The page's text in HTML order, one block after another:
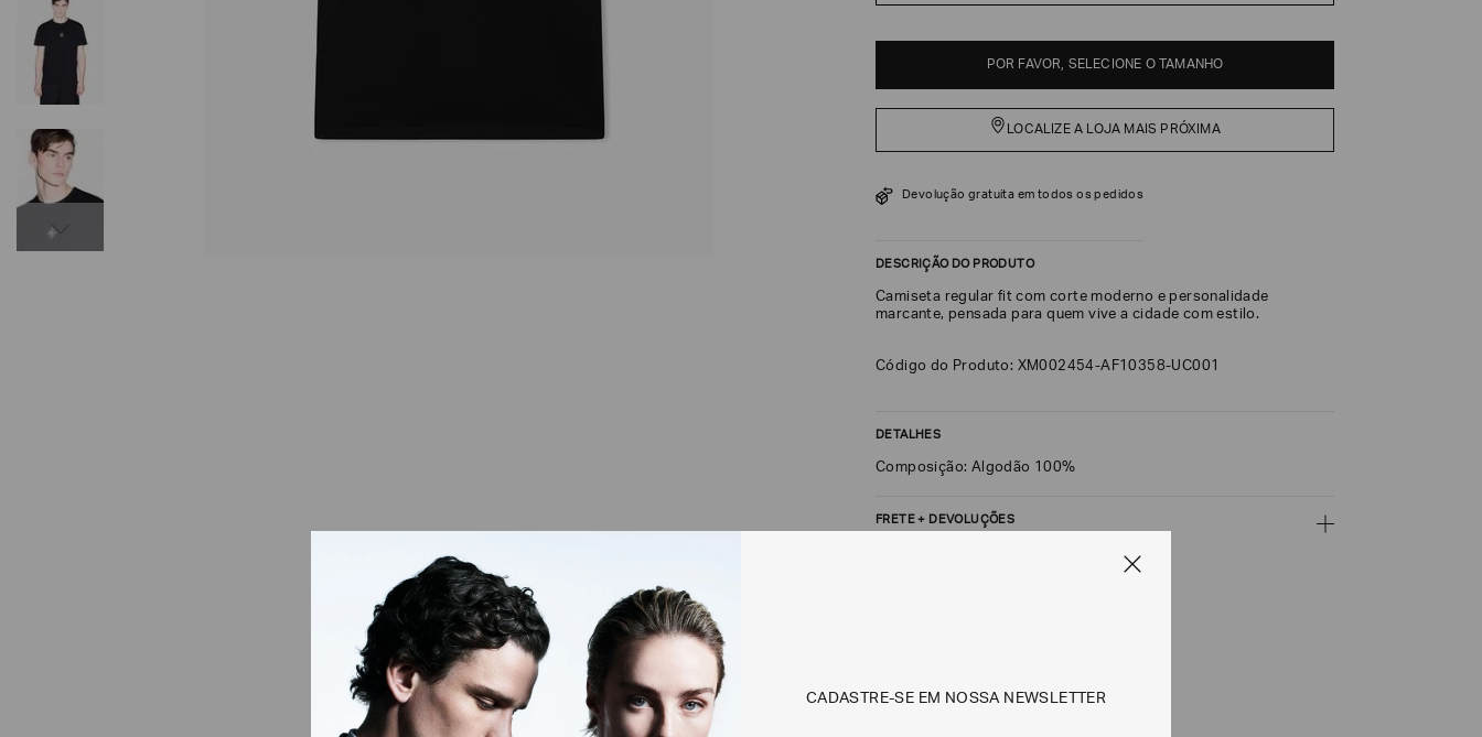
POR FAVOR, SELECIONE O TAMANHO
LOCALIZE A LOJA MAIS PRÓXIMA
Devolução gratuita em todos os pedidos
DESCRIÇÃO DO PRODUTO
Camiseta regular fit com corte moderno e personalidade
marcante, pensada para quem vive a cidade com estilo.
Código do Produto: XM002454-AF10358-UC001
DETALHES
Composição: Algodão 100%
FRETE + DEVOLUÇÕES
Os preços, prazos e tipos de entrega são válidos apenas para este produto
CADASTRE-SE EM NOSSA NEWSLETTER